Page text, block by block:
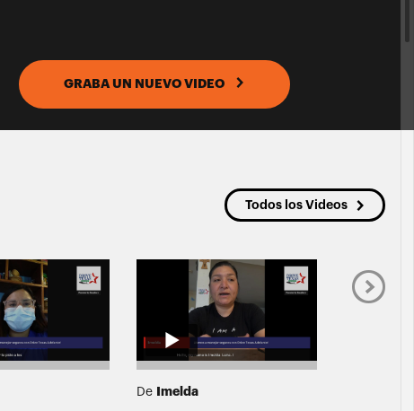
GRABA UN NUEVO VIDEO
Todos los Videos
De Imelda